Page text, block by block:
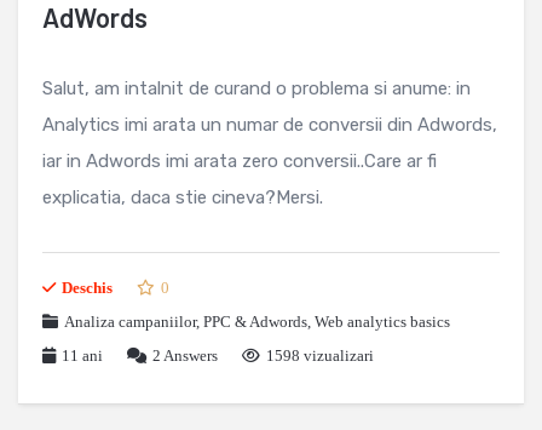
AdWords
Salut, am intalnit de curand o problema si anume: in
Analytics imi arata un numar de conversii din Adwords,
iar in Adwords imi arata zero conversii..Care ar fi
explicatia, daca stie cineva?Mersi.
Deschis
0
Analiza campaniilor, PPC & Adwords, Web analytics basics
11 ani
2 Answers 1598 vizualizari